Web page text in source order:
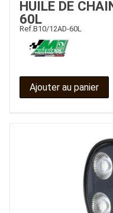
HUILE DE
60L
Ref.B10/12AD-60L
Ajouter au panier